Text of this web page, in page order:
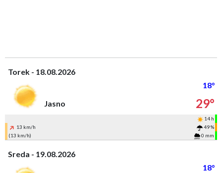
Torek - 18.08.2026
18°
Jasno
29°
14 h
13 km/h
49 %
(13 km/h)
0 mm
Sreda - 19.08.2026
18°